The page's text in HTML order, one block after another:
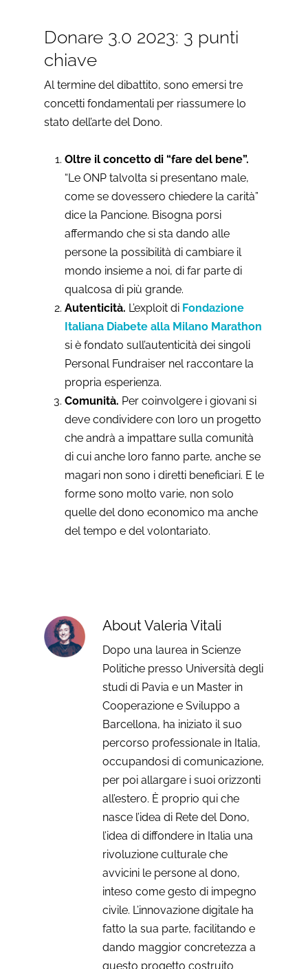
Donare 3.0 2023: 3 punti
chiave
Al termine del dibattito, sono emersi tre
concetti fondamentali per riassumere lo
stato dell’arte del Dono.
Oltre il concetto di “fare del bene”.
“Le ONP talvolta si presentano male,
come se dovessero chiedere la carità”
dice la Pancione. Bisogna porsi
affermando che si sta dando alle
persone la possibilità di cambiare il
mondo insieme a noi, di far parte di
qualcosa di più grande.
Autenticità. L’exploit di Fondazione
Italiana Diabete alla Milano Marathon
si è fondato sull’autenticità dei singoli
Personal Fundraiser nel raccontare la
propria esperienza.
Comunità. Per coinvolgere i giovani si
deve condividere con loro un progetto
che andrà a impattare sulla comunità
di cui anche loro fanno parte, anche se
magari non sono i diretti beneficiari. E le
forme sono molto varie, non solo
quelle del dono economico ma anche
del tempo e del volontariato.
AboutValeria Vitali
Dopo una laurea in Scienze
Politiche presso Università degli
studi di Pavia e un Master in
Cooperazione e Sviluppo a
Barcellona, ha iniziato il suo
percorso professionale in Italia,
occupandosi di comunicazione,
per poi allargare i suoi orizzonti
all’estero. È proprio qui che
nasce l’idea di Rete del Dono,
l’idea di diffondere in Italia una
rivoluzione culturale che
avvicini le persone al dono,
inteso come gesto di impegno
civile. L’innovazione digitale ha
fatto la sua parte, facilitando e
dando maggior concretezza a
questo progetto costruito